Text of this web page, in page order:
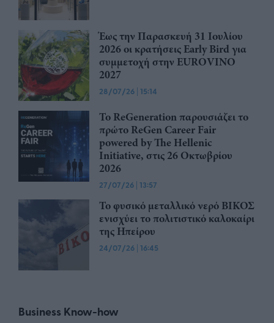
Έως την Παρασκευή 31 Ιουλίου
2026 οι κρατήσεις Early Bird για
συμμετοχή στην EUROVINO
2027
28/07/26 | 15:14
Το ReGeneration παρουσιάζει το
πρώτο ReGen Career Fair
powered by The Hellenic
Initiative, στις 26 Οκτωβρίου
2026
27/07/26 | 13:57
Το φυσικό μεταλλικό νερό ΒΙΚΟΣ
ενισχύει το πολιτιστικό καλοκαίρι
της Ηπείρου
24/07/26 | 16:45
Business Know-how